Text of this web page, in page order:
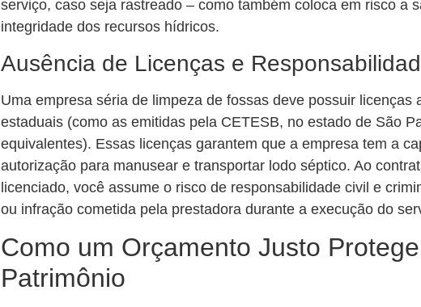
serviço, caso seja rastreado – como também coloca em risco a
integridade dos recursos hídricos.
Ausência de Licenças e
Uma empresa séria de limpeza de fossas deve possuir licenças
estaduais (como as emitidas pela CETESB, no estado de São
equivalentes). Essas licenças garantem que a empresa tem a
autorização para manusear e transportar lodo séptico. Ao
licenciado, você assume o risco de responsabilidade civil e
ou infração cometida pela prestadora durante a execução do
Como um Orçamento Justo
Patrimônio